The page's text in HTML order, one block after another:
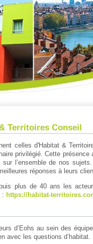
Territoires Conseil
celles d'Habitat &
privilégié. Cette
l’ensemble de nos
réponses à leurs
plus de 40 ans les
: https://habitat-
d’Eohs au sein des
avec les questions